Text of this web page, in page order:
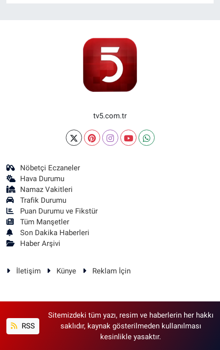
tv5.com.tr
Nöbetçi Eczaneler
Hava Durumu
Namaz Vakitleri
Trafik Durumu
Puan Durumu ve Fikstür
Tüm Manşetler
Son Dakika Haberleri
Haber Arşivi
İletişim Künye Reklam İçin
RSS
Sitemizdeki tüm yazı, resim ve haberlerin her hakkı
saklıdır, kaynak gösterilmeden kullanılması
kesinlikle yasaktır.